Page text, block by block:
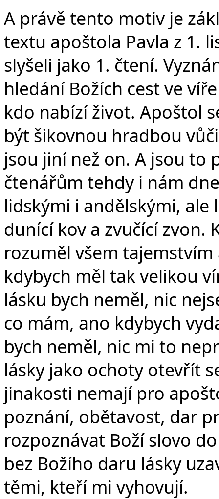
A právě tento motiv je
textu apoštola Pavla z 1.
slyšeli jako 1. čtení.
hledání Božích cest ve
kdo nabízí život. Apoštol
být šikovnou hradbou
jsou jiní než on. A jsou to
čtenářům tehdy i nám
lidskými i andělskými, ale
dunící kov a zvučící zvon.
rozuměl všem
kdybych měl tak velikou
lásku bych neměl, nic
co mám, ano kdybych
bych neměl, nic mi to
lásky jako ochoty otevřít
jinakosti nemají pro
poznání, obětavost, dar
rozpoznávat Boží slovo
bez Božího daru lásky
těmi, kteří mi vyhovují.